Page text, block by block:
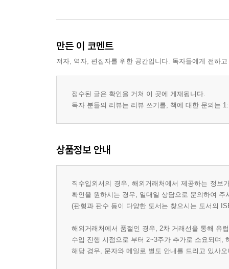
만든 이 코멘트
저자, 역자, 편집자를 위한 공간입니다. 독자들에게 전하
접수된 글은 확인을 거쳐 이 곳에 게재됩니다.
독자 분들의 리뷰는 리뷰 쓰기를, 책에 대한 문의는
상품정보 안내
직수입외서의 경우, 해외거래처에서 제공하는 정
확인을 원하시는 경우, 일대일 상담으로 문의하여 주
(판형과 판수 등이 다양한 도서는 찾으시는 도서의
해외거래처에서 품절인 경우, 2차 거래선을 통해 유
수입 진행 시점으로 부터 2~3주가 추가로 소요되며,
해당 경우, 문자와 메일로 별도 안내를 드리고 있사